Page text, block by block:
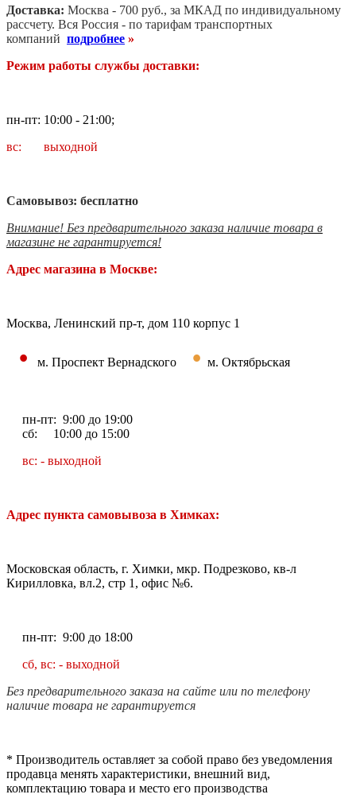
Доставка: Москва - 700 руб., за МКАД по индивидуальному
рассчету. Вся Россия - по тарифам транспортных
компаний подробнее »
Режим работы службы доставки:
пн-пт: 10:00 - 21:00;
вс: выходной
Самовывоз: бесплатно
Внимание! Без предварительного заказа наличие товара в
магазине не гарантируется!
Адрес магазина в Москве:
Москва, Ленинский пр-т, дом 110 корпус 1
• м. Проспект Вернадского • м. Октябрьская
пн-пт: 9:00 до 19:00
сб: 10:00 до 15:00
вс: - выходной
Адрес пункта самовывоза в Химках:
Московская область, г. Химки, мкр. Подрезково, кв-л
Кирилловка, вл.2, стр 1, офис №6.
пн-пт: 9:00 до 18:00
сб, вс: - выходной
Без предварительного заказа на сайте или по телефону
наличие товара не гарантируется
* Производитель оставляет за собой право без уведомления
продавца менять характеристики, внешний вид,
комплектацию товара и место его производства